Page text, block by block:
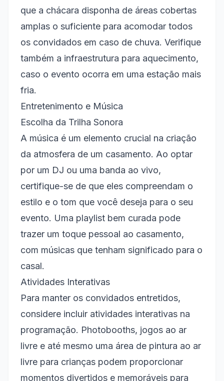
que a chácara disponha de áreas cobertas
amplas o suficiente para acomodar todos
os convidados em caso de chuva. Verifique
também a infraestrutura para aquecimento,
caso o evento ocorra em uma estação mais
fria.
Entretenimento e Música
Escolha da Trilha Sonora
A música é um elemento crucial na criação
da atmosfera de um casamento. Ao optar
por um DJ ou uma banda ao vivo,
certifique-se de que eles compreendam o
estilo e o tom que você deseja para o seu
evento. Uma playlist bem curada pode
trazer um toque pessoal ao casamento,
com músicas que tenham significado para o
casal.
Atividades Interativas
Para manter os convidados entretidos,
considere incluir atividades interativas na
programação. Photobooths, jogos ao ar
livre e até mesmo uma área de pintura ao ar
livre para crianças podem proporcionar
momentos divertidos e memoráveis para